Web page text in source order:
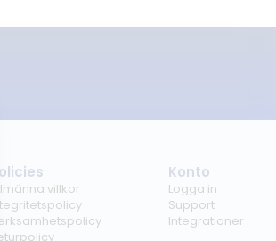
villkor
Konto
Logga in
Support
Integrationer